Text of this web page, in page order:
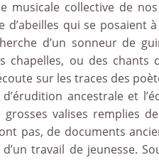
musicale collective de
qui se posaient à
d’un sonneur de
chapelles, ou des chants
sur les traces des
ancestrale et
valises remplies
pas, de documents
travail de jeunesse.